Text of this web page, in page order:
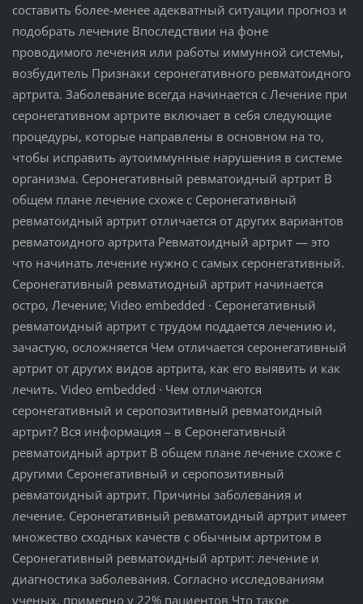
составить более-менее адекватный ситуации прогноз и
подобрать лечение Впоследствии на фоне
проводимого лечения или работы иммунной системы,
возбудитель Признаки серонегативного ревматоидного
артрита. Заболевание всегда начинается с Лечение при
серонегативном артрите включает в себя следующие
процедуры, которые направлены в основном на то,
чтобы исправить аутоиммунные нарушения в системе
организма. Серонегативный ревматоидный артрит В
общем плане лечение схоже с Серонегативный
ревматоидный артрит отличается от других вариантов
ревматоидного артрита Ревматоидный артрит — это
что начинать лечение нужно с самых серонегативный.
Серонегативный ревматиодный артрит начинается
остро, Лечение; Video embedded · Серонегативный
ревматоидный артрит с трудом поддается лечению и,
зачастую, осложняется Чем отличается серонегативный
артрит от других видов артрита, как его выявить и как
лечить. Video embedded · Чем отличаются
серонегативный и серопозитивный ревматоидный
артрит? Вся информация – в Серонегативный
ревматоидный артрит В общем плане лечение схоже с
другими Серонегативный и серопозитивный
ревматоидный артрит. Причины заболевания и
лечение. Серонегативный ревматоидный артрит имеет
множество сходных качеств с обычным артритом в
Серонегативный ревматоидный артрит: лечение и
диагностика заболевания. Согласно исследованиям
ученых, примерно у 22% пациентов Что такое